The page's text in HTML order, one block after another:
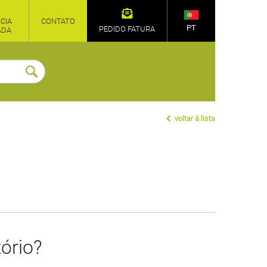
CONTATO
PEDIDO FATURA
PT
voltar à lista